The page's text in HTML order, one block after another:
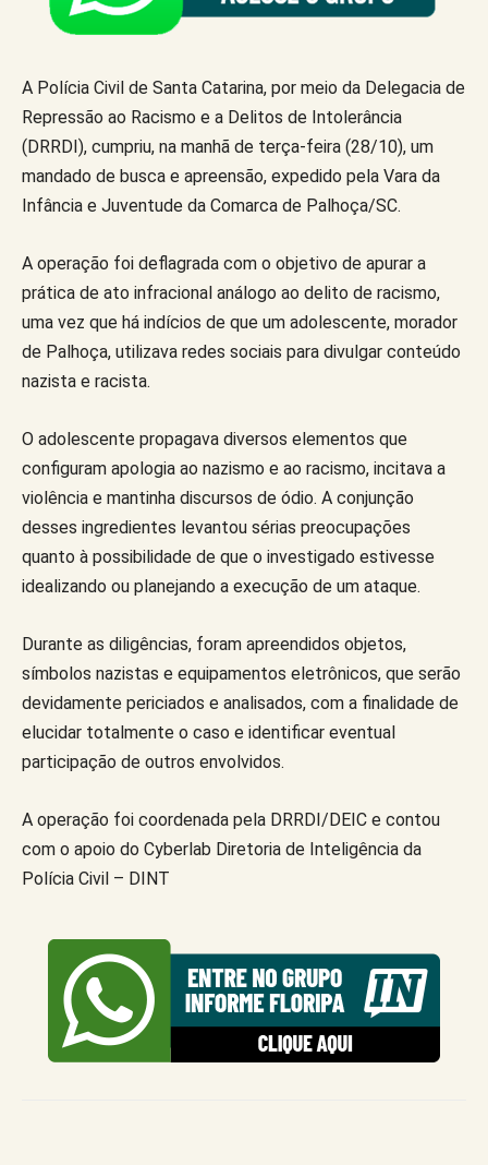
A Polícia Civil de Santa Catarina, por meio da Delegacia de
Repressão ao Racismo e a Delitos de Intolerância
(DRRDI), cumpriu, na manhã de terça-feira (28/10), um
mandado de busca e apreensão, expedido pela Vara da
Infância e Juventude da Comarca de Palhoça/SC.
A operação foi deflagrada com o objetivo de apurar a
prática de ato infracional análogo ao delito de racismo,
uma vez que há indícios de que um adolescente, morador
de Palhoça, utilizava redes sociais para divulgar conteúdo
nazista e racista.
O adolescente propagava diversos elementos que
configuram apologia ao nazismo e ao racismo, incitava a
violência e mantinha discursos de ódio. A conjunção
desses ingredientes levantou sérias preocupações
quanto à possibilidade de que o investigado estivesse
idealizando ou planejando a execução de um ataque.
Durante as diligências, foram apreendidos objetos,
símbolos nazistas e equipamentos eletrônicos, que serão
devidamente periciados e analisados, com a finalidade de
elucidar totalmente o caso e identificar eventual
participação de outros envolvidos.
A operação foi coordenada pela DRRDI/DEIC e contou
com o apoio do Cyberlab Diretoria de Inteligência da
Polícia Civil – DINT